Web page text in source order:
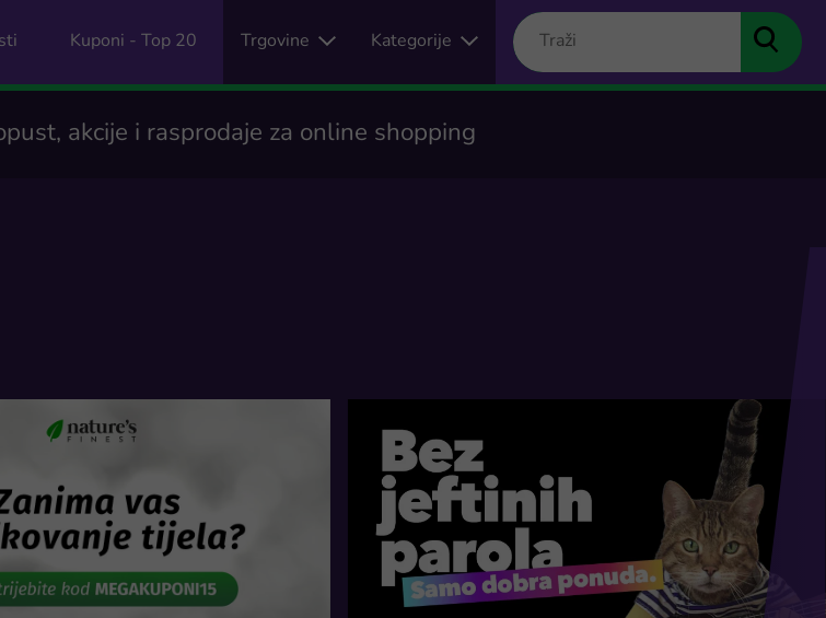
Kuponi - Top 20 Trgovine Kategorije
akcije i rasprodaje za online shopping